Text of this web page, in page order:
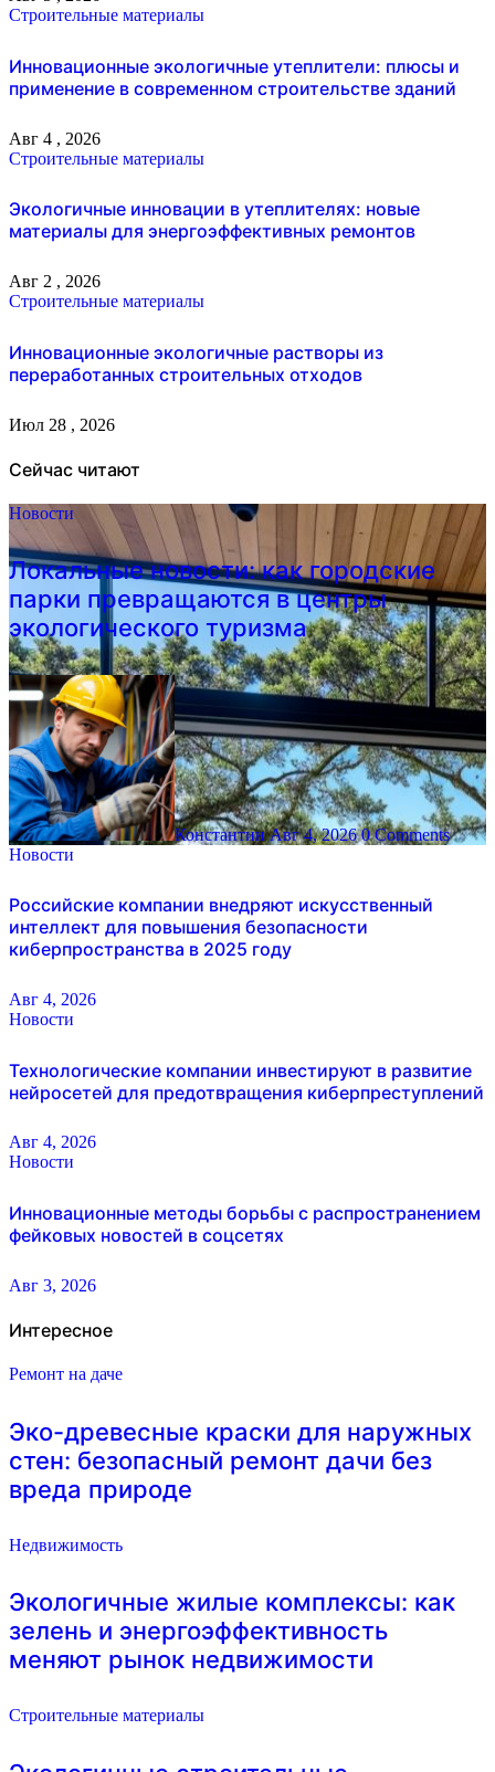
Строительные материалы
Инновационные экологичные утеплители: плюсы и
применение в современном строительстве зданий
Авг 4 , 2026
Строительные материалы
Экологичные инновации в утеплителях: новые
материалы для энергоэффективных ремонтов
Авг 2 , 2026
Строительные материалы
Инновационные экологичные растворы из
переработанных строительных отходов
Июл 28 , 2026
Сейчас читают
Новости
Локальные новости: как городские
парки превращаются в центры
экологического туризма
КонстантинАвг 4, 2026 0 Comments
Новости
Российские компании внедряют искусственный
интеллект для повышения безопасности
киберпространства в 2025 году
Авг 4, 2026
Новости
Технологические компании инвестируют в развитие
нейросетей для предотвращения киберпреступлений
Авг 4, 2026
Новости
Инновационные методы борьбы с распространением
фейковых новостей в соцсетях
Авг 3, 2026
Интересное
Ремонт на даче
Эко-древесные краски для наружных
стен: безопасный ремонт дачи без
вреда природе
Недвижимость
Экологичные жилые комплексы: как
зелень и энергоэффективность
меняют рынок недвижимости
Строительные материалы